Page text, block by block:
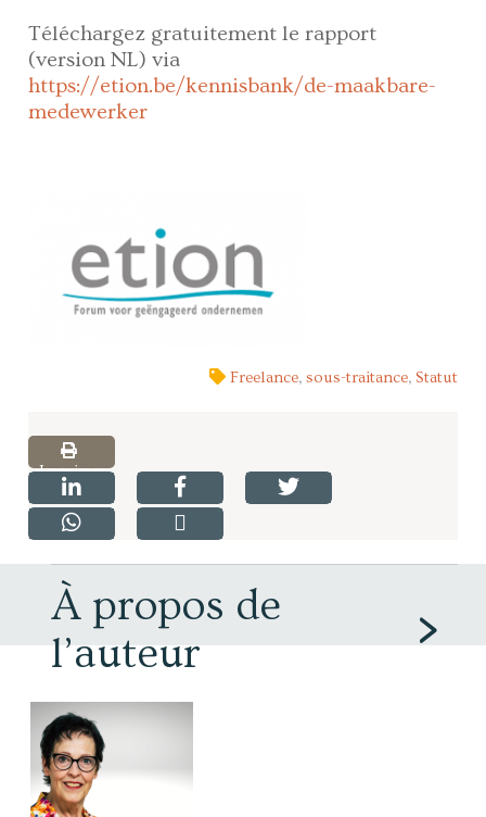
Téléchargez gratuitement le rapport
(version NL) via
https://etion.be/kennisbank/de-maakbare-
medewerker
Freelance, sous-traitance, Statut
Imprimer
À propos de
l’auteur